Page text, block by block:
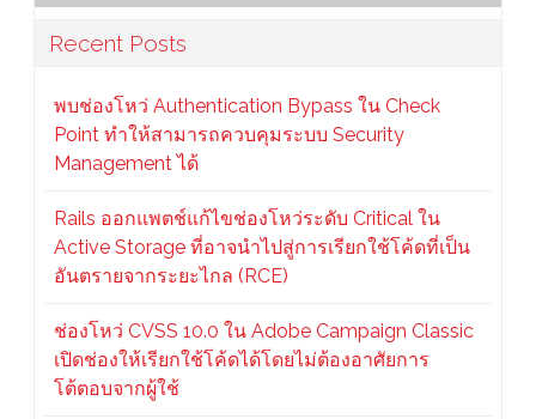
Recent Posts
พบช่องโหว่ Authentication Bypass ใน Check
Point ทำให้สามารถควบคุมระบบ Security
Management ได้
Rails ออกแพตช์แก้ไขช่องโหว่ระดับ Critical ใน
Active Storage ที่อาจนำไปสู่การเรียกใช้โค้ดที่เป็น
อันตรายจากระยะไกล (RCE)
ช่องโหว่ CVSS 10.0 ใน Adobe Campaign Classic
เปิดช่องให้เรียกใช้โค้ดได้โดยไม่ต้องอาศัยการ
โต้ตอบจากผู้ใช้